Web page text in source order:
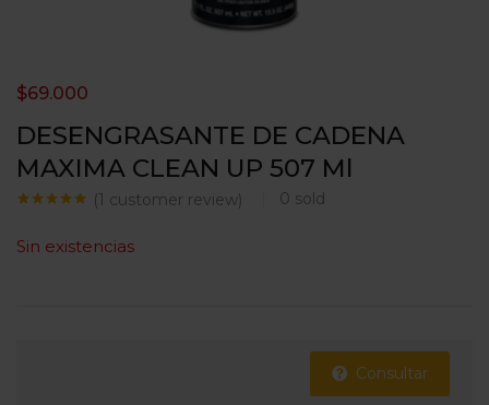
DESENGRASANTE DE CADENA
MAXIMA CLEAN UP 507 Ml
en base a
(1 customer review) 0 sold
$69.000
Sin existencias
Consultar